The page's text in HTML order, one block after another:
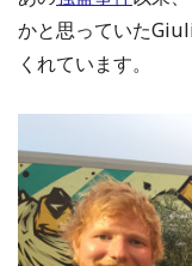
かと思っていた
くれています。